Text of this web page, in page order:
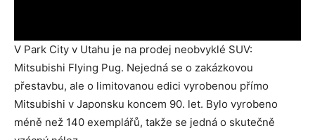
V Park City v Utahu je na prodej neobvyklé SUV:
Mitsubishi Flying Pug. Nejedná se o zakázkovou
přestavbu, ale o limitovanou edici vyrobenou přímo
Mitsubishi v Japonsku koncem 90. let. Bylo vyrobeno
méně než 140 exemplářů, takže se jedná o skutečně